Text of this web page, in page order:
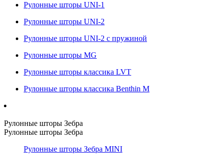
Рулонные шторы UNI-1
Рулонные шторы UNI-2
Рулонные шторы UNI-2 с пружиной
Рулонные шторы MG
Рулонные шторы классика LVT
Рулонные шторы классика Benthin M
Рулонные шторы Зебра
Рулонные шторы Зебра
Рулонные шторы Зебра MINI